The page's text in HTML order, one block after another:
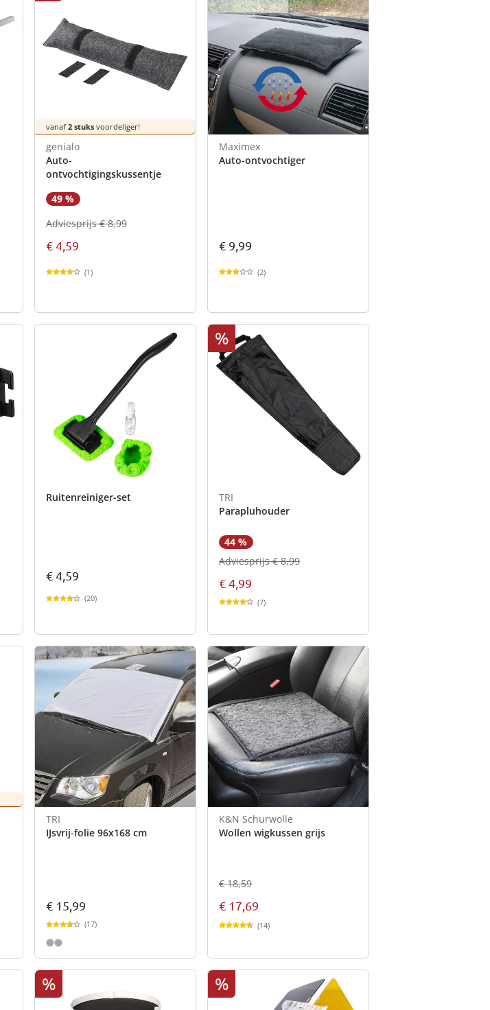
vanaf 2 stuks voordeliger!
genialo
Auto-
ontvochtigingskussentje
49 %
€ 4,59
Adviesprijs € 8,99
(1)
Maximex
Auto-ontvochtiger
€ 9,99
(2)
Ruitenreiniger-set
€ 4,59
(20)
%
TRI
Parapluhouder
44 %
€ 4,99
Adviesprijs € 8,99
(7)
TRI
IJsvrij-folie 96x168 cm
€ 15,99
(17)
K&N Schurwolle
Wollen wigkussen grijs
€ 18,59
€ 17,69
(14)
% %